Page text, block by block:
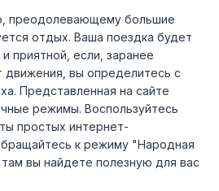
преодолевающему большие
отдых. Ваша поездка будет
приятной, если, заранее
движения, вы определитесь с
Представленная на сайте
режимы. Воспользуйтесь
простых интернет-
к режиму "Народная
вы найдете полезную для вас